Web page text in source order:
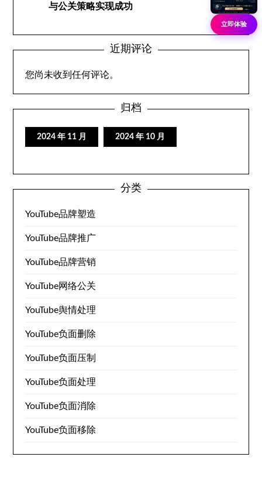
与公关策略实现成功
近期评论
您尚未收到任何评论。
归档
2024 年 11 月 2024 年 10 月
分类
YouTube品牌塑造
YouTube品牌推广
YouTube品牌营销
YouTube网络公关
YouTube舆情处理
YouTube负面删除
YouTube负面压制
YouTube负面处理
YouTube负面消除
YouTube负面移除
立即体验